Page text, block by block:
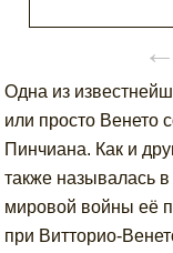
←
Одна из
или просто Венето
Пинчиана. Как и
также называлась в
мировой войны её
при Витторио-